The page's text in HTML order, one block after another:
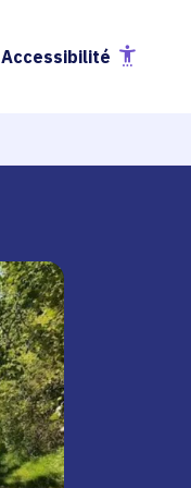
Accessibilité